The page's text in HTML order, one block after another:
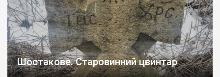
Шостакове. Старовинний цвинтар